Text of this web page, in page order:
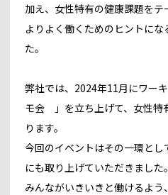
加え、女性特有の健康課題をテ
よりよく働くためのヒントに
た。
弊社では、2024年11月にワー
モ会 」を立ち上げて、女性特
ります。
今回のイベントはその一環とし
にも取り上げていただきました。
みんながいきいきと働けるよ